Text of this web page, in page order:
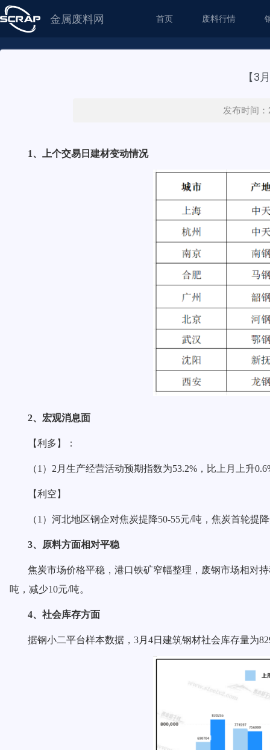
金属废料网 首页 废料行情
【3
发布时间
1、上个交易日建材变动情况
2、宏观消息面
【利多】：
（1）2月生产经营活动预期指数为53.2%，比上月上升
【利空】
（1）河北地区钢企对焦炭提降50-55元/吨，焦炭首轮提
3、原料方面相对平稳
焦炭市场价格平稳，港口铁矿窄幅整理，废钢市场相对
吨，减少10元/吨。
4、社会库存方面
据钢小二平台样本数据，3月4日建筑钢材社会库存量为